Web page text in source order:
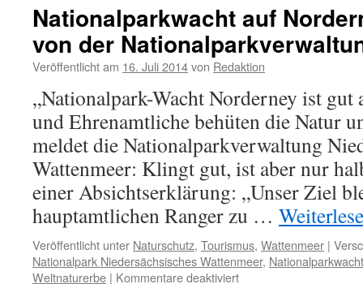
11
statt
6
ab
Nationalparkwacht auf
von der
Veröffentlicht am 16. Juli 2014von Redaktion
„Nationalpark-Wacht Norderney ist
und Ehrenamtliche behüten die Natur
meldet die Nationalparkverwaltung
Wattenmeer: Klingt gut, ist aber nur
einer Absichtserklärung: „Unser Ziel
hauptamtlichen Ranger zu …
Veröffentlicht unter Naturschutz, Tourismus, Wattenmeer |
Nationalpark Niedersächsisches Wattenmeer, Nationalparkwacht
Weltnaturerbe | Kommentare deaktiviertfür